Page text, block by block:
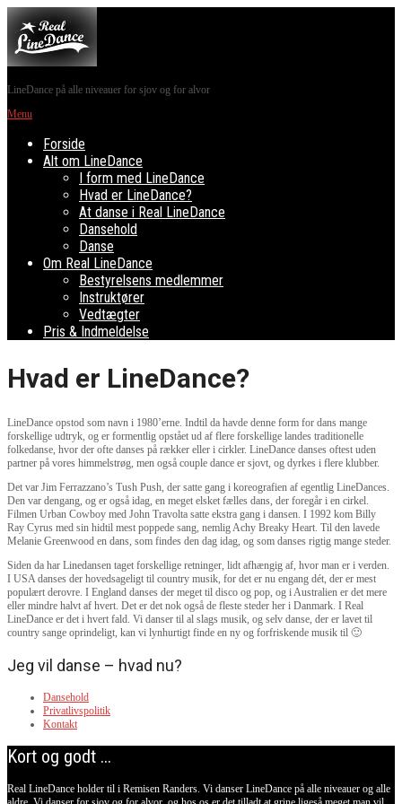
LineDance på alle niveauer for sjov og for alvor
Menu
Forside
Alt om LineDance
I form med LineDance
Hvad er LineDance?
At danse i Real LineDance
Dansehold
Danse
Om Real LineDance
Bestyrelsens medlemmer
Instruktører
Vedtægter
Pris & Indmeldelse
Hvad er LineDance?
LineDance opstod som navn i 1980’erne. Indtil da havde denne form for dans mange
forskellige udtryk, og er formentlig opstået ud af flere forskellige landes traditionelle
folkedanse, hvor der ofte danses på rækker eller i cirkler. LineDance danses oftest uden
partner på vores himmelstrøg, men også couple dance er sjovt, og dyrkes i flere klubber.
Det var Jim Ferrazzano’s Tush Push, der satte gang i koreografien af egentlig LineDances.
Den var dengang, og er også idag, en meget elsket fælles dans, der foregår i en cirkel.
Filmen Urban Cowboy med John Travolta satte ekstra gang i dansen. I 1992 kom Billy
Ray Cyrus med sin hidtil mest poppede sang, nemlig Achy Breaky Heart. Til den lavede
Melanie Greenwood en dans, som findes den dag idag, og som danses rigtig mange steder.
Siden da har Linedansen taget forskellige retninger, lidt afhængig af, hvor man er i verden.
I USA danses der hovedsageligt til country musik, for det er nu engang dét, der er mest
populært derovre. I England danses der meget til disco og pop, og i Australien er det mere
eller mindre halvt af hvert. Det er det nok også de fleste steder her i Danmark. I Real
LineDance er det i hvert fald. Vi danser til al slags musik, og selv danse, der er lavet til
country sange oprindeligt, kan vi lynhurtigt finde en ny og forfriskende musik til 🙂
Jeg vil danse – hvad nu?
Dansehold
Privatlivspolitik
Kontakt
Kort og godt ...
Real LineDance holder til i Remisen Randers. Vi danser LineDance på alle niveauer og alle